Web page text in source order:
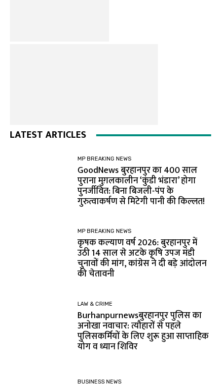
LATEST ARTICLES
MP BREAKING NEWS
GoodNews बुरहानपुर का 400 साल
पुराना मुग़लकालीन ‘कुंडी भंडारा’ होगा
पुनर्जीवित: बिना बिजली-पंप के
गुरुत्वाकर्षण से मिटेगी पानी की किल्लत!
MP BREAKING NEWS
कृषक कल्याण वर्ष 2026: बुरहानपुर में
उठी 14 साल से अटके कृषि उपज मंडी
चुनावों की मांग, कांग्रेस ने दी बड़े आंदोलन
की चेतावनी
LAW & CRIME
Burhanpurnewsबुरहानपुर पुलिस का
अनोखा नवाचार: त्यौहारों से पहले
पुलिसकर्मियों के लिए शुरू हुआ साप्ताहिक
योग व ध्यान शिविर
BUSINESS NEWS